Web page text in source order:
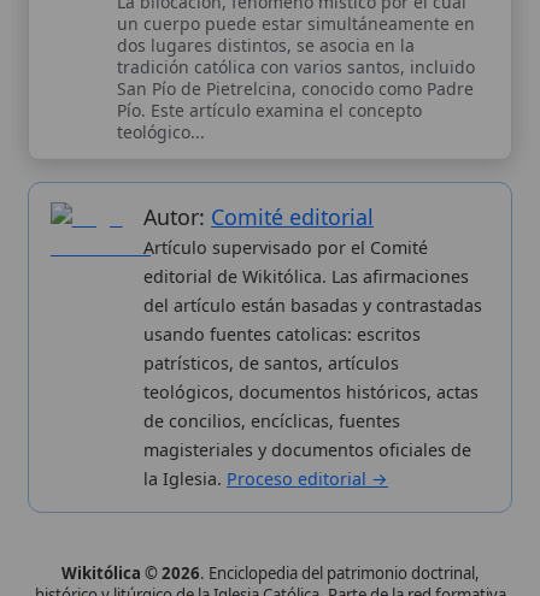
Wikitólica © 2026. Enciclopedia del patrimonio doctrinal,
histórico y litúrgico de la Iglesia Católica. Parte de la red formativa
Curso Católico,Buscador CatólicoyCustodio Animae. Con
analíticas anónimas. Licencia
Valencia, España.ISSN: 3101-7339
Sobre nosotros
Proceso editorial
Publicación seriada
Datos abiertos
Estadísticas
Aviso legal
Política de privacidad
Categorias
Más visitados
Nuevas entradas
Cambios recientes
Aplicaciones
Kit de Prensa
Widgets para tu web
✦ SÍGUENOS EN
Canal de WhatsApp
Únete · publicación regular
Perfil de Instagram
Síguenos · @wikitolica